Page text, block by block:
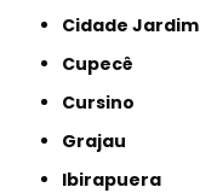
Cidade Jardim
Cupecê
Cursino
Grajau
Ibirapuera